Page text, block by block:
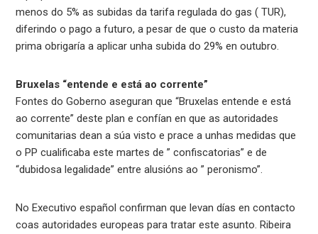
menos do 5% as subidas da tarifa regulada do gas ( TUR),
diferindo o pago a futuro, a pesar de que o custo da materia
prima obrigaría a aplicar unha subida do 29% en outubro.
Bruxelas “entende e está ao corrente”
Fontes do Goberno aseguran que “Bruxelas entende e está
ao corrente” deste plan e confían en que as autoridades
comunitarias dean a súa visto e prace a unhas medidas que
o PP cualificaba este martes de ” confiscatorias” e de
“dubidosa legalidade” entre alusións ao ” peronismo”.
No Executivo español confirman que levan días en contacto
coas autoridades europeas para tratar este asunto. Ribeira